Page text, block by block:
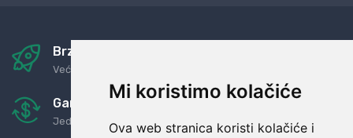
Mi koristimo kolačiće
Ova web stranica koristi kolačiće i
Brza i sigurna dostava
Već za nekoliko dana kod vas
Garancija u povrat novaca
Jednostavno pravilo: Roba za novac